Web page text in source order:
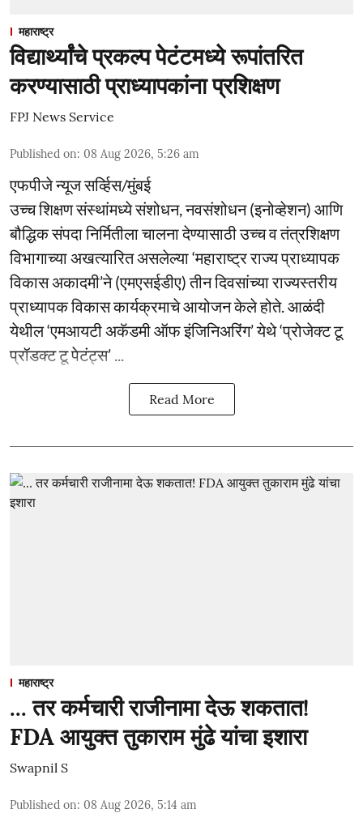
महाराष्ट्र
विद्यार्थ्यांचे प्रकल्प पेटंटमध्ये रूपांतरित
करण्यासाठी प्राध्यापकांना प्रशिक्षण
FPJ News Service
Published on: 08 Aug 2026, 5:26 am
एफपीजे न्यूज सर्व्हिस/मुंबई
उच्च शिक्षण संस्थांमध्ये संशोधन, नवसंशोधन (इनोव्हेशन) आणि
बौद्धिक संपदा निर्मितीला चालना देण्यासाठी उच्च व तंत्रशिक्षण
विभागाच्या अखत्यारित असलेल्या ‘महाराष्ट्र राज्य प्राध्यापक
विकास अकादमी’ने (एमएसईडीए) तीन दिवसांच्या राज्यस्तरीय
प्राध्यापक विकास कार्यक्रमाचे आयोजन केले होते. आळंदी
येथील ‘एमआयटी अकॅडमी ऑफ इंजिनिअरिंग’ येथे ‘प्रोजेक्ट टू
प्रॉडक्ट टू पेटंट्स’ ...
Read More
महाराष्ट्र
... तर कर्मचारी राजीनामा देऊ शकतात!
FDA आयुक्त तुकाराम मुंढे यांचा इशारा
Swapnil S
Published on: 08 Aug 2026, 5:14 am